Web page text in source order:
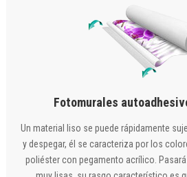
Fotomurales
Un material liso se puede rápidamente
y despegar, él se caracteriza por los
poliéster con pegamento acrílico.